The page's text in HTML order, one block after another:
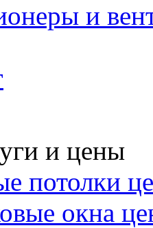
и
и цены
потолки
окна